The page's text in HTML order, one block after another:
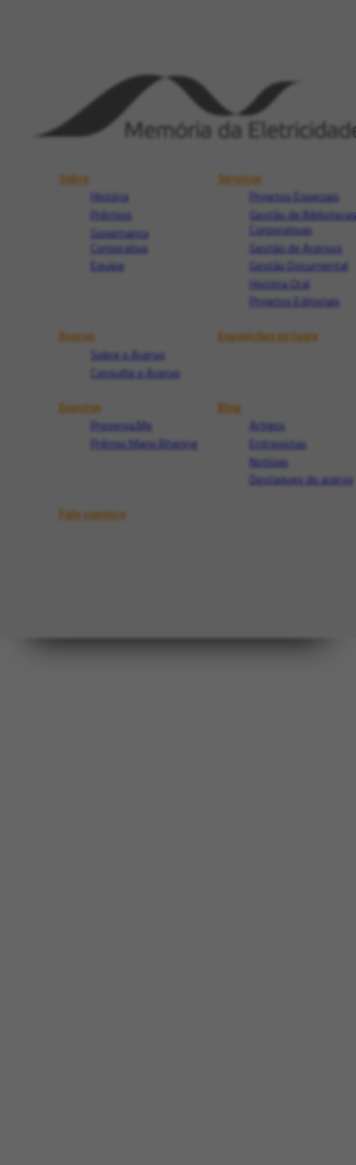
Sobre
História
Prêmios
Governança
Corporativa
Equipe
Serviços
Projetos Especiais
Gestão de Bibliotecas
Corporativas
Gestão de Acervos
Gestão Documental
História Oral
Projetos Editoriais
Acervo
Sobre o Acervo
Consulte o Acervo
Exposições virtuais
Eventos
Preserva.Me
Prêmio Mario Bhering
Blog
Artigos
Entrevistas
Notícias
Destaques do acervo
Fale conosco